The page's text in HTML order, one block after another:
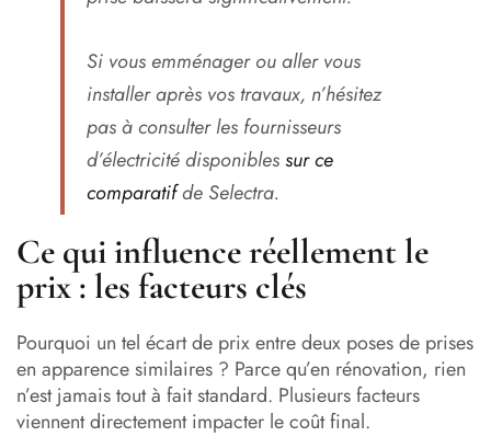
Si vous emménager ou aller vous
installer après vos travaux, n’hésitez
pas à consulter les fournisseurs
d’électricité disponiblessur ce
comparatifde Selectra.
Ce qui influence réellement le
prix : les facteurs clés
Pourquoi un tel écart de prix entre deux poses de prises
en apparence similaires ? Parce qu’en rénovation, rien
n’est jamais tout à fait standard. Plusieurs facteurs
viennent directement impacter le coût final.